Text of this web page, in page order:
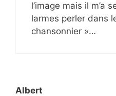
l’image mais il m’a
larmes perler dans
chansonnier »…
Albert